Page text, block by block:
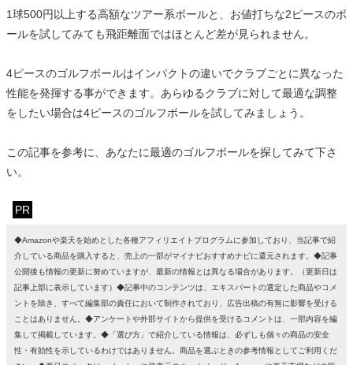
1球500円以上する高額なツアー系ボールと、お値打ちな2ピースのボ
ールを試してみても飛距離面ではほとんど差が見られません。
4ピースのゴルフボールはインパクトの違いでクラブごとに異なった
性能を発揮する事ができます。あらゆるクラブに対して最適な調整
をしたい場合は4ピースのゴルフボールを試してみましょう。
この記事を参考に、あなたに最適のゴルフボールを探してみて下さ
い。
PR
◆Amazonや楽天を始めとした各種アフィリエイトプログラムに参加しており、当記事で紹
介している商品を購入すると、売上の一部がマイナビおすすめナビに還元されます。◆記事
公開後も情報の更新に努めていますが、最新の情報とは異なる場合があります。（更新日は
記事上部に表示しています）◆記事中のコンテンツは、エキスパートの選定した商品やコメ
ントを除き、すべて編集部の責任において制作されており、広告出稿の有無に影響を受ける
ことはありません。◆アンケートや外部サイトから提供を受けるコメントは、一部内容を編
集して掲載しています。◆「選び方」で紹介している情報は、必ずしも個々の商品の安全
性・有効性を示しているわけではありません。商品を選ぶときの参考情報としてご利用くだ